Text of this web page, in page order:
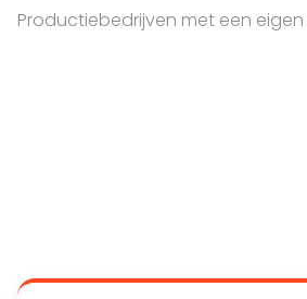
Productiebedrijven met een